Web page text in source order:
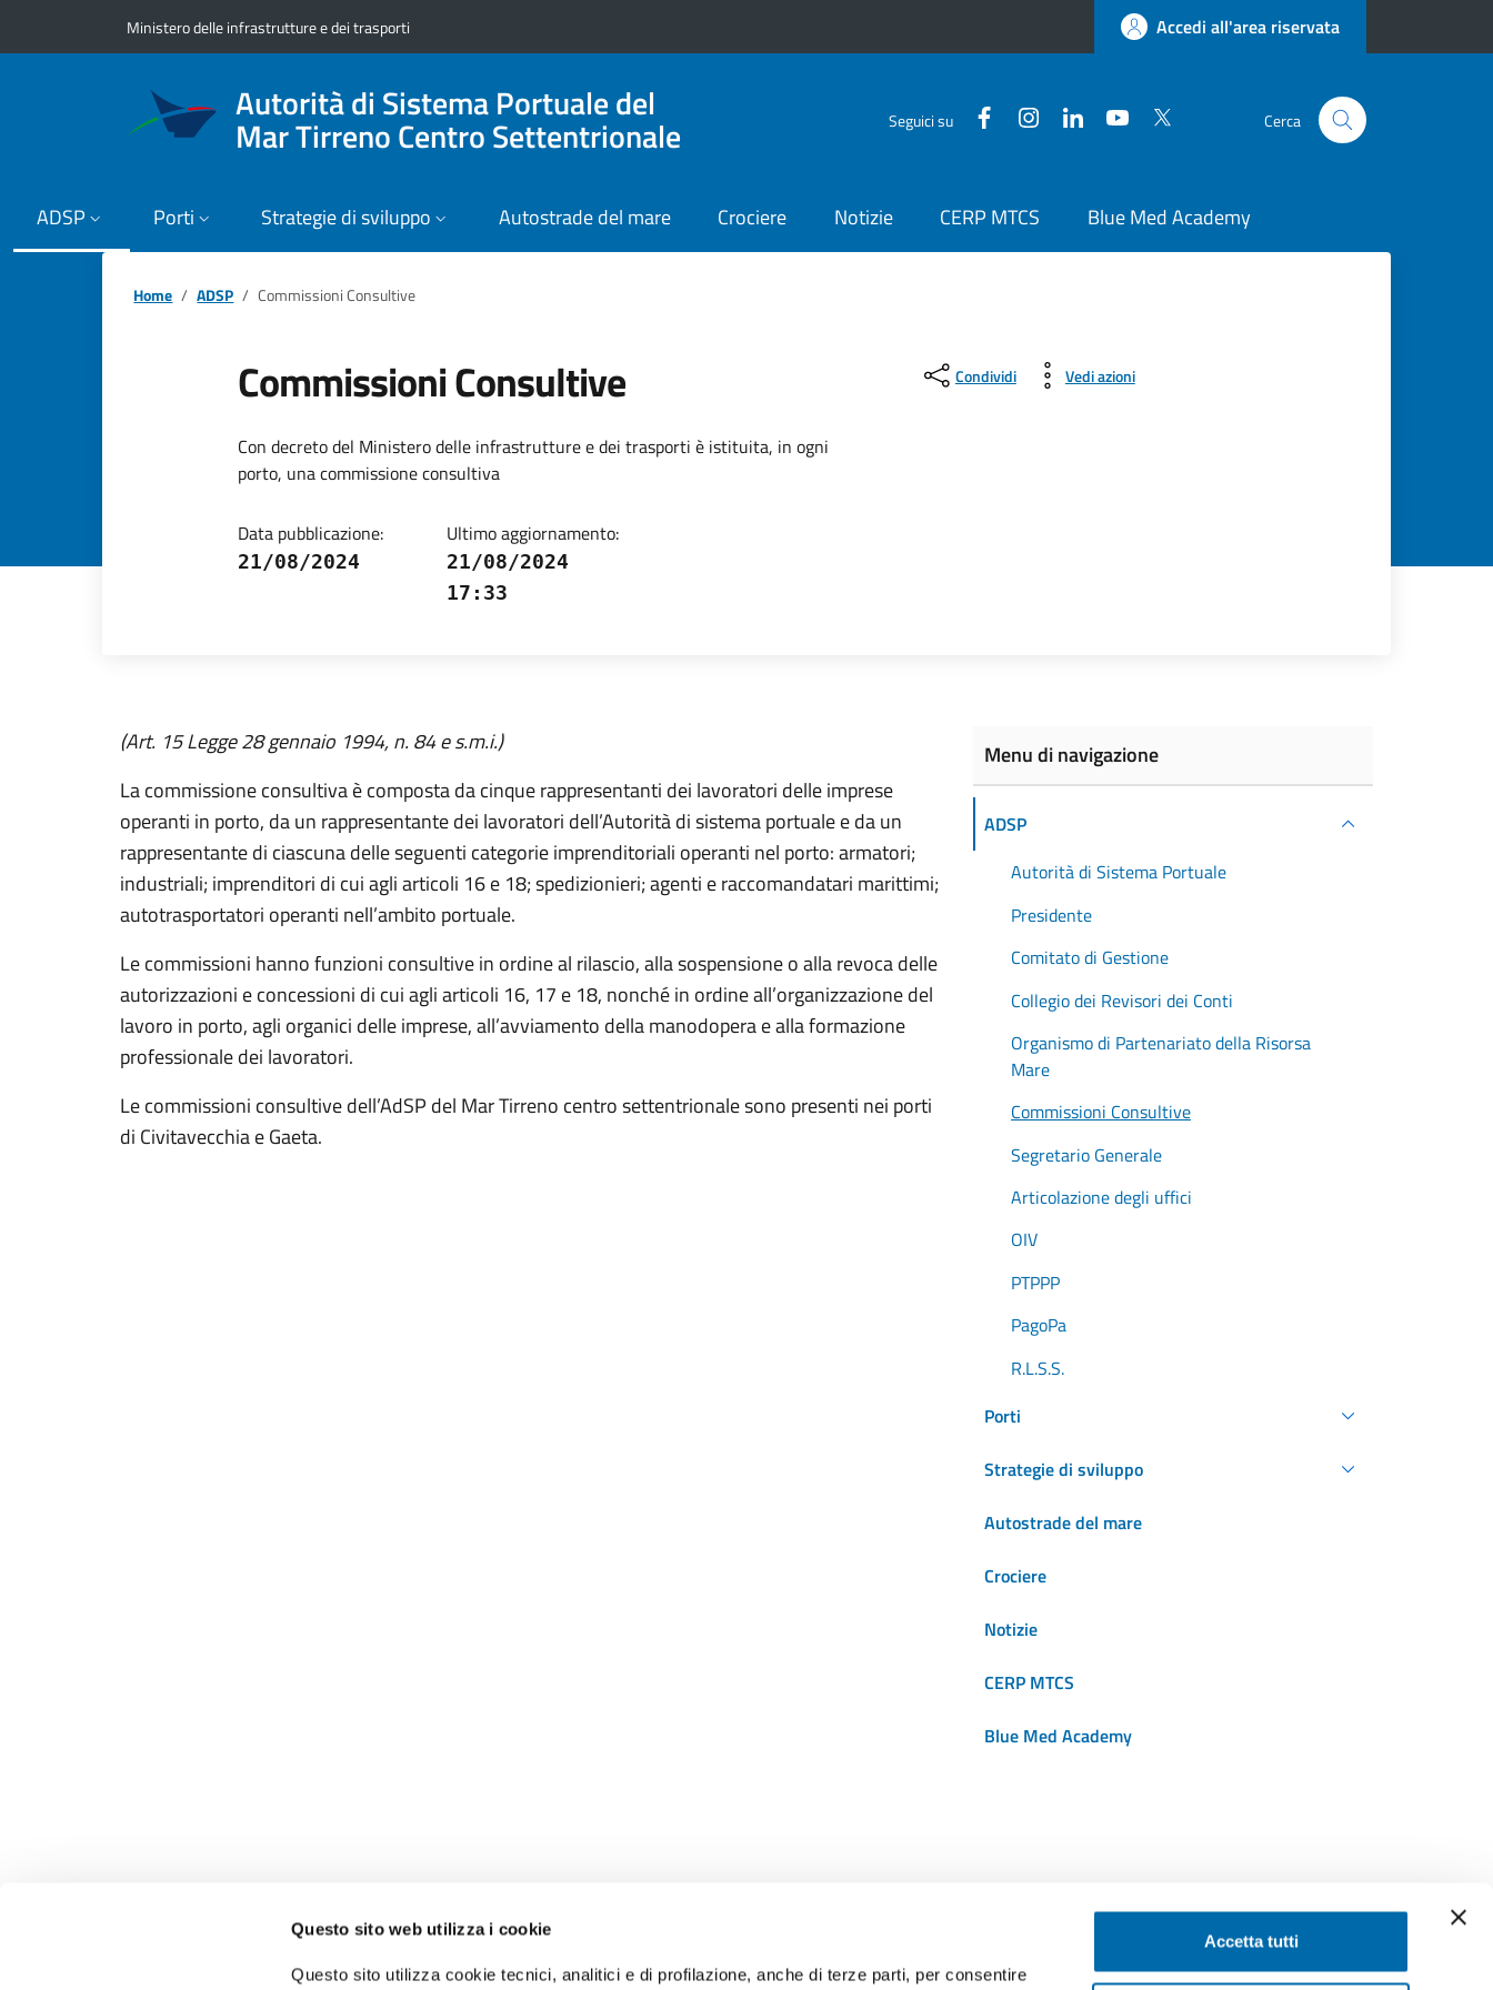
Questo sito web utilizza i cookie
Questo sito utilizza cookie tecnici, analitici e di profilazione, anche di terze parti, per consentire
Accetta tutti
Ministero delle infrastrutture e dei trasporti Accedi all'area riservata
Autorità di Sistema Portuale del
Mar Tirreno Centro Settentrionale Seguici su FacebookInstagramLinkedInYouTube Cerca
ADSP Porti Strategie di sviluppo Autostrade del mare Crociere Notizie CERP MTCS Blue Med Academy
Home ADSP Commissioni Consultive
Commissioni Consultive
Con decreto del Ministero delle infrastrutture e dei trasporti è istituita, in ogni
porto, una commissione consultiva
Data pubblicazione:
21/08/2024
Ultimo aggiornamento:
21/08/2024
17:33
Condividi Vedi azioni
(Art. 15 Legge 28 gennaio 1994, n. 84 e s.m.i.)
La commissione consultiva è composta da cinque rappresentanti dei lavoratori delle imprese
operanti in porto, da un rappresentante dei lavoratori dell’Autorità di sistema portuale e da un
rappresentante di ciascuna delle seguenti categorie imprenditoriali operanti nel porto: armatori;
industriali; imprenditori di cui agli articoli 16 e 18; spedizionieri; agenti e raccomandatari marittimi;
autotrasportatori operanti nell’ambito portuale.
Le commissioni hanno funzioni consultive in ordine al rilascio, alla sospensione o alla revoca delle
autorizzazioni e concessioni di cui agli articoli 16, 17 e 18, nonché in ordine all’organizzazione del
lavoro in porto, agli organici delle imprese, all’avviamento della manodopera e alla formazione
professionale dei lavoratori.
Le commissioni consultive dell’AdSP del Mar Tirreno centro settentrionale sono presenti nei porti
di Civitavecchia e Gaeta.
Menu di navigazione
ADSP
Autorità di Sistema Portuale
Presidente
Comitato di Gestione
Collegio dei Revisori dei Conti
Organismo di Partenariato della Risorsa
Mare
Commissioni Consultive
Segretario Generale
Articolazione degli uffici
OIV
PTPPP
PagoPa
R.L.S.S.
Porti
Strategie di sviluppo
Autostrade del mare
Crociere
Notizie
CERP MTCS
Blue Med Academy
Autorità di Sistema
Portuale del Mar Tirreno
RECAPITI